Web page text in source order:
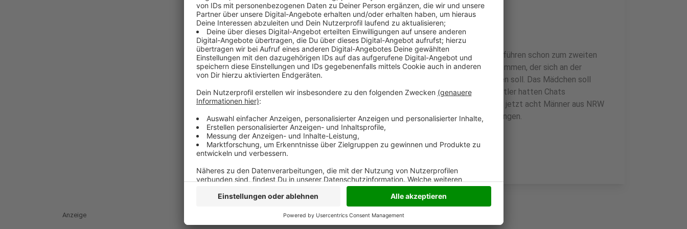
Anzeige
Die Ermittlungen zum Kindesmissbrauchsnetz Bergisch Gladbach führen schon zum zweiten
Mal in den Kreis Wesel. Jetzt wurde ein 61jähriger Mann festgenommen, der sich an der
mittlerweile erwachsenen Tochter seiner Ex-Frau vergangen haben soll. Das Mädchen soll
damals zwischen zwölf und 14 Jahren alt gewesen sein. Die Ermittler hatten Chats
ausgewertet und den Mann so gefunden. Damit sitzen in dem Fall jetzt acht Männer aus NRW
in U-Haft. Es wird aber von noch mehr Tätern und Opfern ausgegangen.
Anzeige
Anzeige